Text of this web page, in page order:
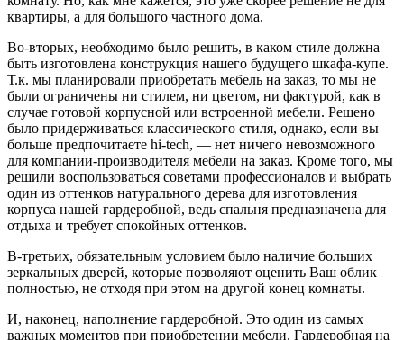
квартиры, а для большого частного дома.
Во-вторых, необходимо было решить, в каком стиле должна
быть изготовлена конструкция нашего будущего шкафа-купе.
Т.к. мы планировали приобретать мебель на заказ, то мы не
были ограничены ни стилем, ни цветом, ни фактурой, как в
случае готовой корпусной или встроенной мебели. Решено
было придерживаться классического стиля, однако, если вы
больше предпочитаете hi-tech, — нет ничего невозможного
для компании-производителя мебели на заказ. Кроме того, мы
решили воспользоваться советами профессионалов и выбрать
один из оттенков натурального дерева для изготовления
корпуса нашей гардеробной, ведь спальня предназначена для
отдыха и требует спокойных оттенков.
В-третьих, обязательным условием было наличие больших
зеркальных дверей, которые позволяют оценить Ваш облик
полностью, не отходя при этом на другой конец комнаты.
И, наконец, наполнение гардеробной. Это один из самых
важных моментов при приобретении мебели. Гардеробная на